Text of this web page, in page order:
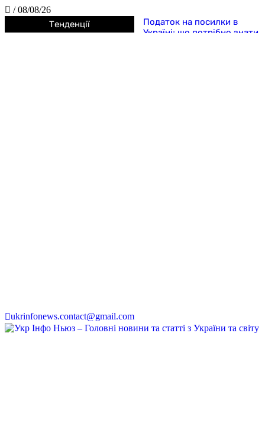
/ 08/08/26
Тенденції
Податок на посилки в
Україні: що потрібно знати
ukrinfonews.contact@gmail.com